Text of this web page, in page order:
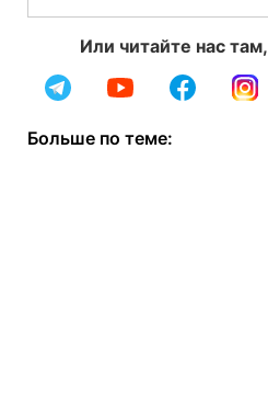
Или читайте нас
Больше по теме: